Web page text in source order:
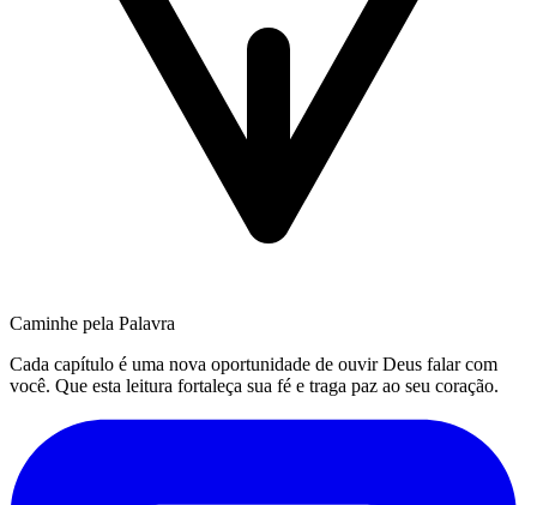
Caminhe pela Palavra
Cada capítulo é uma nova oportunidade de ouvir Deus falar com
você. Que esta leitura fortaleça sua fé e traga paz ao seu coração.